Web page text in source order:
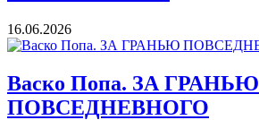
16.06.2026
Васко Попа. ЗА ГРАНЬЮ
ПОВСЕДНЕВНОГО